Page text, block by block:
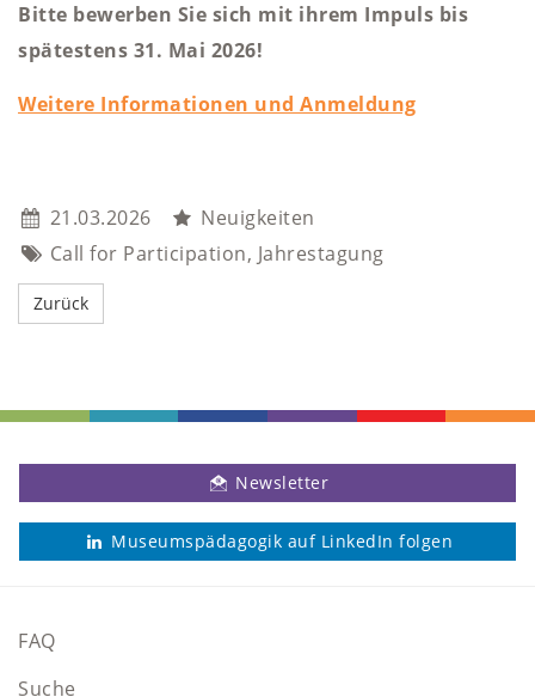
Bitte bewerben Sie sich mit ihrem Impuls bis
spätestens 31. Mai 2026!
Weitere Informationen und Anmeldung
21.03.2026
Neuigkeiten
Call for Participation, Jahrestagung
Newsletter
Museumspädagogik auf LinkedIn folgen
FAQ
Suche